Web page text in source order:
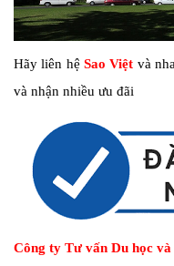
Hãy liên hệ Sao Việt và
và nhận nhiều ưu đãi
Công ty Tư vấn Du học